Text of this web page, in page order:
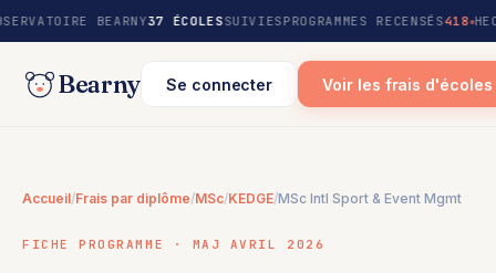
contenu BEARNY37 ÉCOLESSUIVIESPROGRAMMES RECENSÉS418
Bearny Se connecter Voir les frais d'écoles
Accueil/Frais par diplôme/MSc/KEDGE/MSc Intl Sport & Event Mgmt
FICHE PROGRAMME · MAJ AVRIL 2026